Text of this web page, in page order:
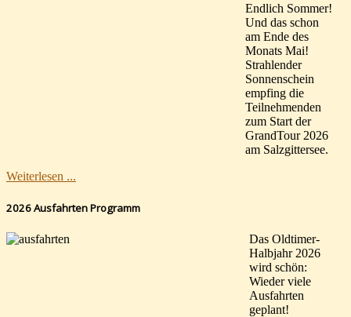
Endlich Sommer!
Und das schon
am Ende des
Monats Mai!
Strahlender
Sonnenschein
empfing die
Teilnehmenden
zum Start der
GrandTour 2026
am Salzgittersee.
Weiterlesen ...
2026 Ausfahrten Programm
Das Oldtimer-
Halbjahr 2026
wird schön:
Wieder viele
Ausfahrten
geplant!